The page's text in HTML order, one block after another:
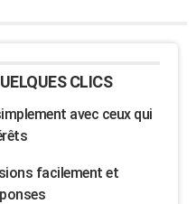
CLICS
avec ceux qui
facilement et